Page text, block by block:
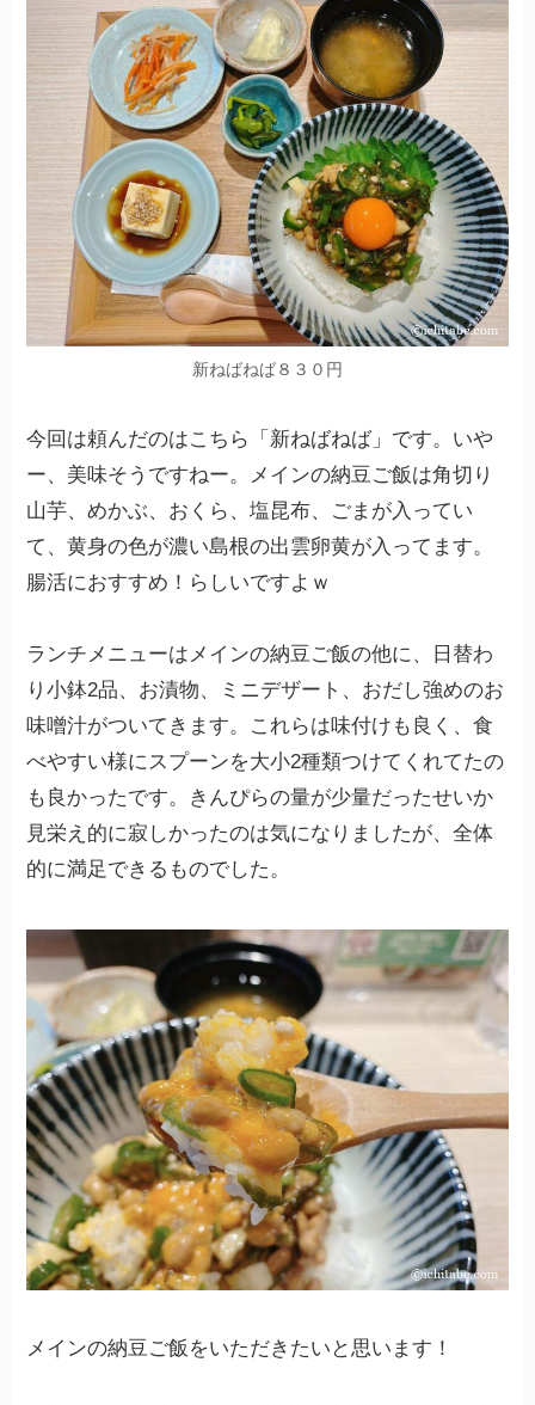
新ねばねば８３０円
今回は頼んだのはこちら「新ねばねば」です。いや
ー、美味そうですねー。メインの納豆ご飯は角切り
山芋、めかぶ、おくら、塩昆布、ごまが入ってい
て、黄身の色が濃い島根の出雲卵黄が入ってます。
腸活におすすめ！らしいですよｗ
ランチメニューはメインの納豆ご飯の他に、日替わ
り小鉢2品、お漬物、ミニデザート、おだし強めのお
味噌汁がついてきます。これらは味付けも良く、食
べやすい様にスプーンを大小2種類つけてくれてたの
も良かったです。きんぴらの量が少量だったせいか
見栄え的に寂しかったのは気になりましたが、全体
的に満足できるものでした。
メインの納豆ご飯をいただきたいと思います！